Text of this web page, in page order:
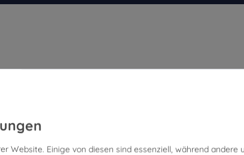
Website. Einige von diesen sind essenziell, während andere